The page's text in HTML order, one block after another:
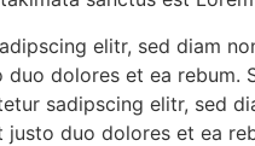
elitr, sed diam
dolores et ea
sadipscing elitr, sed
duo dolores et ea